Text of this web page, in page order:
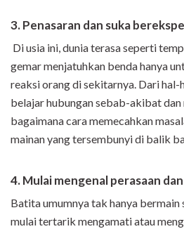
3. Penasaran dan suka
Di usia ini, dunia terasa seperti
gemar menjatuhkan benda hanya
reaksi orang di sekitarnya. Dari hal-
belajar hubungan sebab-akibat
bagaimana cara memecahkan
mainan yang tersembunyi di balik
4. Mulai mengenal perasaan
Batita umumnya tak hanya bermain
mulai tertarik mengamati atau